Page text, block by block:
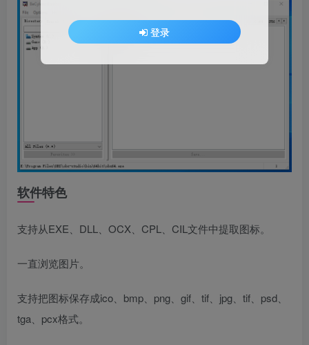
软件特色
支持从EXE、DLL、OCX、CPL、CIL文件中提取图标。
一直浏览图片。
支持把图标保存成ico、bmp、png、gif、tif、jpg、tif、psd、
tga、pcx格式。
登录